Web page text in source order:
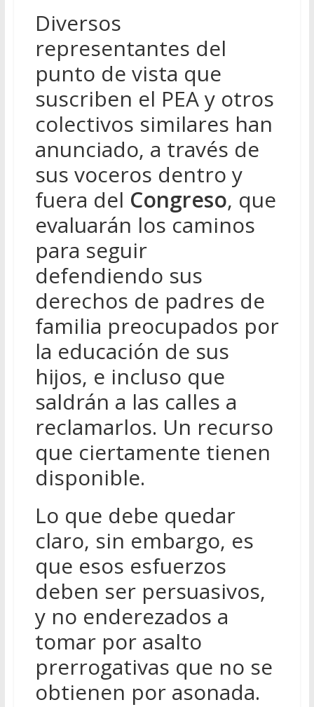
Diversos
representantes del
punto de vista que
suscriben el PEA y otros
colectivos similares han
anunciado, a través de
sus voceros dentro y
fuera del Congreso, que
evaluarán los caminos
para seguir
defendiendo sus
derechos de padres de
familia preocupados por
la educación de sus
hijos, e incluso que
saldrán a las calles a
reclamarlos. Un recurso
que ciertamente tienen
disponible.
Lo que debe quedar
claro, sin embargo, es
que esos esfuerzos
deben ser persuasivos,
y no enderezados a
tomar por asalto
prerrogativas que no se
obtienen por asonada.